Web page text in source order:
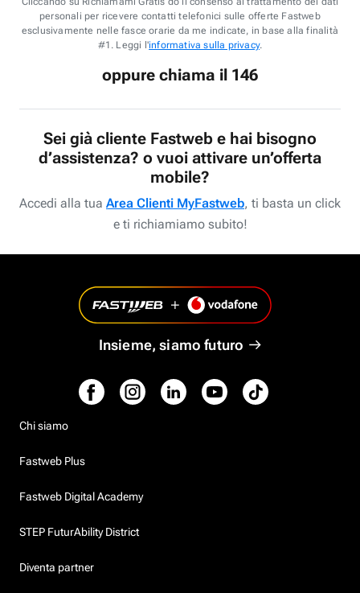
personali per ricevere contatti telefonici sulle offerte Fastweb
esclusivamente nelle fasce orarie da me indicate, in base alla finalità
#1. Leggi l'informativa sulla privacy.
oppure chiama il 146
Sei già cliente Fastweb e hai bisogno
d’assistenza? o vuoi attivare un’offerta
mobile?
Accedi alla tua Area Clienti MyFastweb, ti basta un click
e ti richiamiamo subito!
Insieme, siamo futuro
Chi siamo
Fastweb Plus
Fastweb Digital Academy
STEP FuturAbility District
Diventa partner